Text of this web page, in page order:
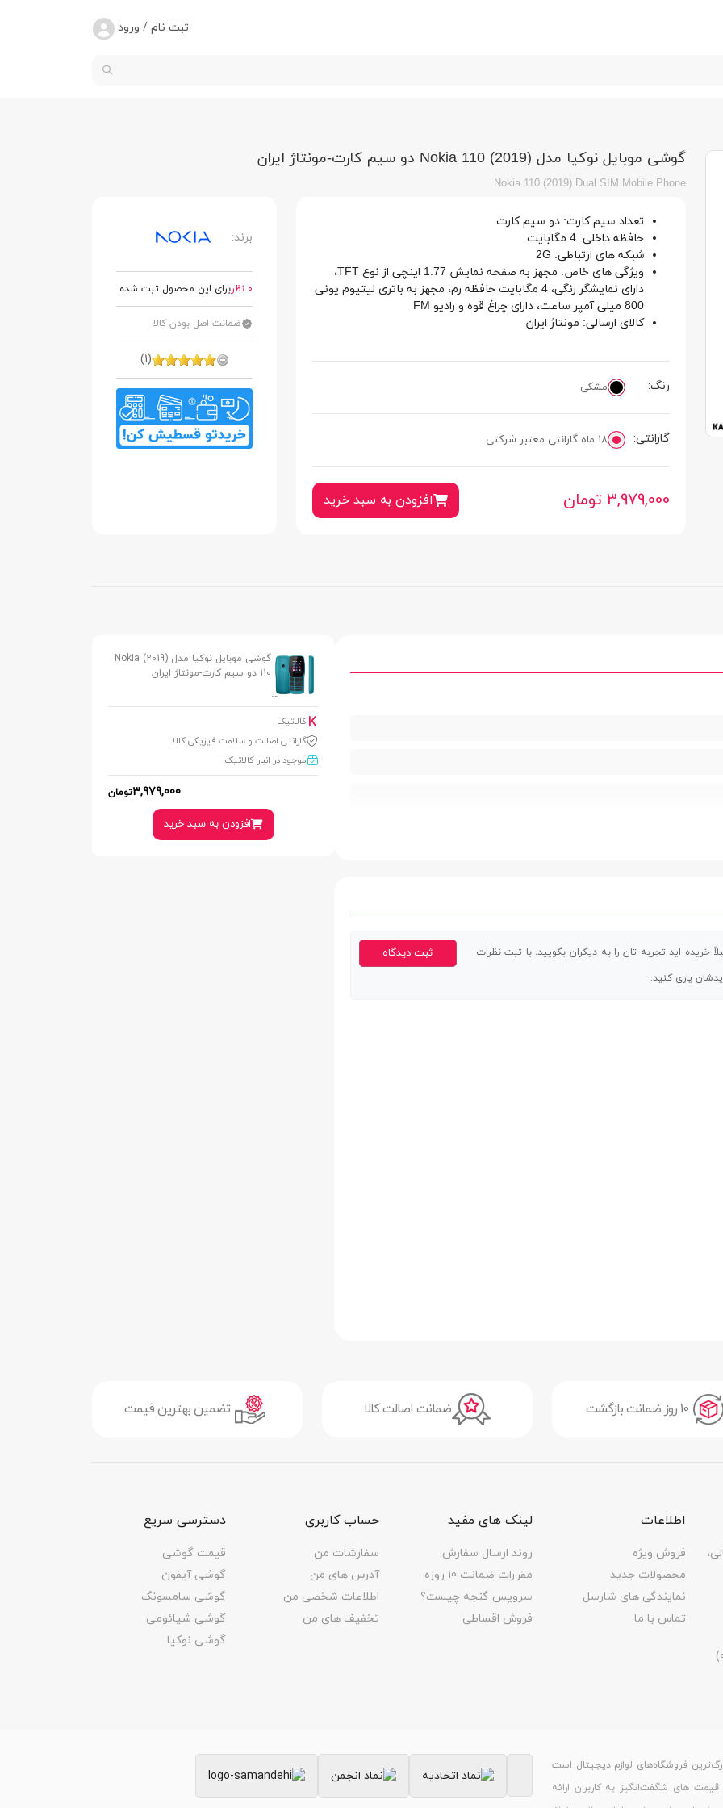
ثبت نام / ورود
گوشی موبایل نوکیا مدل (2019) Nokia 110 دو سیم کارت-مونتاژ ایران
Nokia 110 (2019) Dual SIM Mobile Phone
تعداد سیم کارت: دو سیم کارت
حافظه داخلی: 4 مگابایت
شبکه های ارتباطی: 2G
ویژگی های خاص: مجهز به صفحه نمایش 1.77 اینچی از نوع TFT،
دارای نمایشگر رنگی، 4 مگابایت حافظه رم، مجهز به باتری لیتیوم یونی
800 میلی آمپر ساعت، دارای چراغ قوه و رادیو FM
کالای ارسالی: مونتاژ ایران
رنگ: مشکی
گارانتی: 18 ماه گارانتی معتبر شرکتی
3,979,000 تومان افزودن به سبد خرید
برند:
0 نظر برای این محصول ثبت شده
ضمانت اصل بودن کالا
(1)
خریده اید تجربه تان را به دیگران بگویید. با ثبت نظرات
یاری کنید.
ثبت دیدگاه
گوشی موبایل نوکیا مدل (2019) Nokia
110 دو سیم کارت-مونتاژ ایران
کالاتیک
گارانتی اصالت و سلامت فیزیکی کالا
موجود در انبار کالاتیک
3,979,000تومان
افزودن به سبد خرید
10 روز ضمانت بازگشت ضمانت اصالت کالا تضمین بهترین قیمت
اطلاعات
فروش ویژه
محصولات جدید
نمایندگی های شارسل
تماس با ما
لینک های مفید
روند ارسال سفارش
مقررات ضمانت 10 روزه
سرویس گنجه چیست؟
فروش اقساطی
حساب کاربری
سفارشات من
آدرس های من
اطلاعات شخصی من
تخفیف های من
دسترسی سریع
قیمت گوشی
گوشی آیفون
گوشی سامسونگ
گوشی شیائومی
گوشی نوکیا
فروشگاه‌های لوازم دیجیتال است
قیمت های شگفت‌انگیز به کاربران ارائه